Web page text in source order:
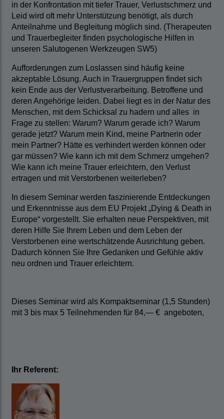
in der Konfrontation mit tiefer Trauer, Verlustschmerz und
Leid wird oft mehr Unterstützung benötigt, als durch
Anteilnahme und Begleitung möglich sind. (Therapeuten
und Trauerbegleiter finden psychologische Hilfen in
unseren Salutogenen Werkzeugen SW5)
Aufforderungen zum Loslassen sind häufig keine
akzeptable Lösung. Auch in Trauergruppen findet sich
kein Ende aus der Verlustverarbeitung. Betroffene und
deren Angehörige leiden. Dabei liegt es in der Natur des
Menschen, mit dem Schicksal zu hadern und alles in
Frage zu stellen: Warum? Warum gerade ich? Warum
gerade jetzt? Warum mein Kind, meine Partnerin oder
mein Partner? Hätte es verhindert werden können oder
gar müssen? Wie kann ich mit dem Schmerz umgehen?
Wie kann ich meine Trauer erleichtern, den Verlust
ertragen und mit Verstorbenen weiterleben?
In diesem Seminar werden faszinierende Entdeckungen
und Erkenntnisse aus dem EU Projekt „Dying & Death in
Europe“ vorgestellt. Sie erhalten neue Perspektiven, mit
deren Hilfe Sie Ihrem Leben und dem Leben der
Verstorbenen eine wertschätzende Ausrichtung geben.
Dadurch können Sie Ihre Gedanken und Gefühle aktiv
neu ordnen und Trauer erleichtern.
Dieses Seminar wird als Kompaktseminar (1,5 Stunden)
mit 3 bis max 5 Teilnehmenden für 84,— € angeboten,
Ihr Referent: